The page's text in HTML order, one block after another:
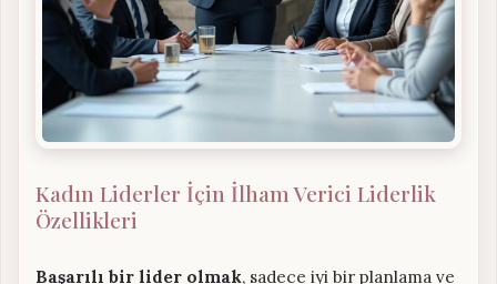
Kadın Liderler İçin İlham Verici Liderlik
Özellikleri
Başarılı bir lider olmak, sadece iyi bir planlama ve